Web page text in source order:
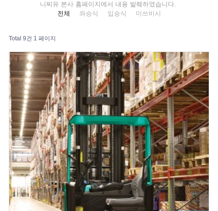
니찌유 본사 홈페이지에서 내용 발췌하였습니다.
전체
좌승식 입승식 미쓰비시
Total 9건 1 페이지